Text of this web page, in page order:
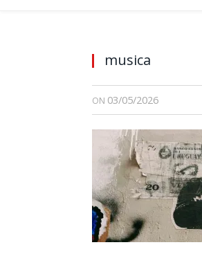
musica
ON 03/05/2026